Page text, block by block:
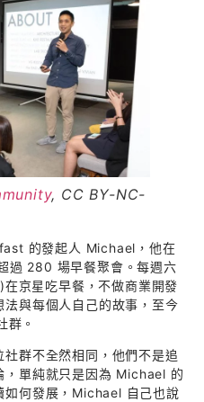
, CC BY-NC-
的發起人 Michael，他在
過 280 場早餐聚會。每週六
京星吃早餐，不做商業開發
與每個人自己的故事，至今
群。
群不全然相同，他們不是追
，單純就只是因為 Michael 的
如何發展，Michael 自己也說